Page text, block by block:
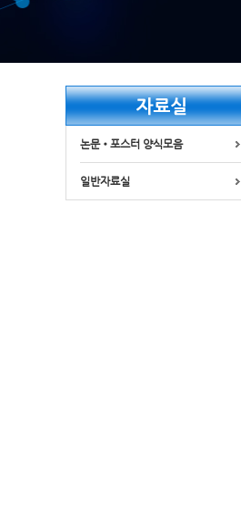
논문•포스터 양식모음
일반자료실